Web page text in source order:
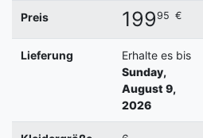
Preis 19995 €
Lieferung
Erhalte es bis
Sunday,
August 9,
2026